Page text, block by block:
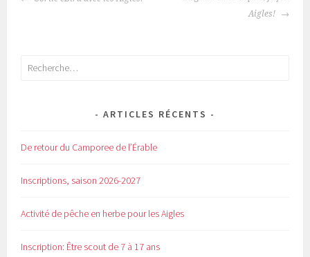
Aigles!
Rechercher :
ARTICLES RÉCENTS
De retour du Camporee de l’Érable
Inscriptions, saison 2026-2027
Activité de pêche en herbe pour les Aigles
Inscription: Être scout de 7 à 17 ans